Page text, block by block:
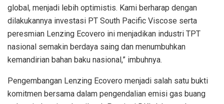
global, menjadi lebih optimistis. Kami berharap dengan
dilakukannya investasi PT South Pacific Viscose serta
peresmian Lenzing Ecovero ini menjadikan industri TPT
nasional semakin berdaya saing dan menumbuhkan
kemandirian bahan baku nasional,” imbuhnya.
Pengembangan Lenzing Ecovero menjadi salah satu bukti
komitmen bersama dalam pengendalian emisi gas buang